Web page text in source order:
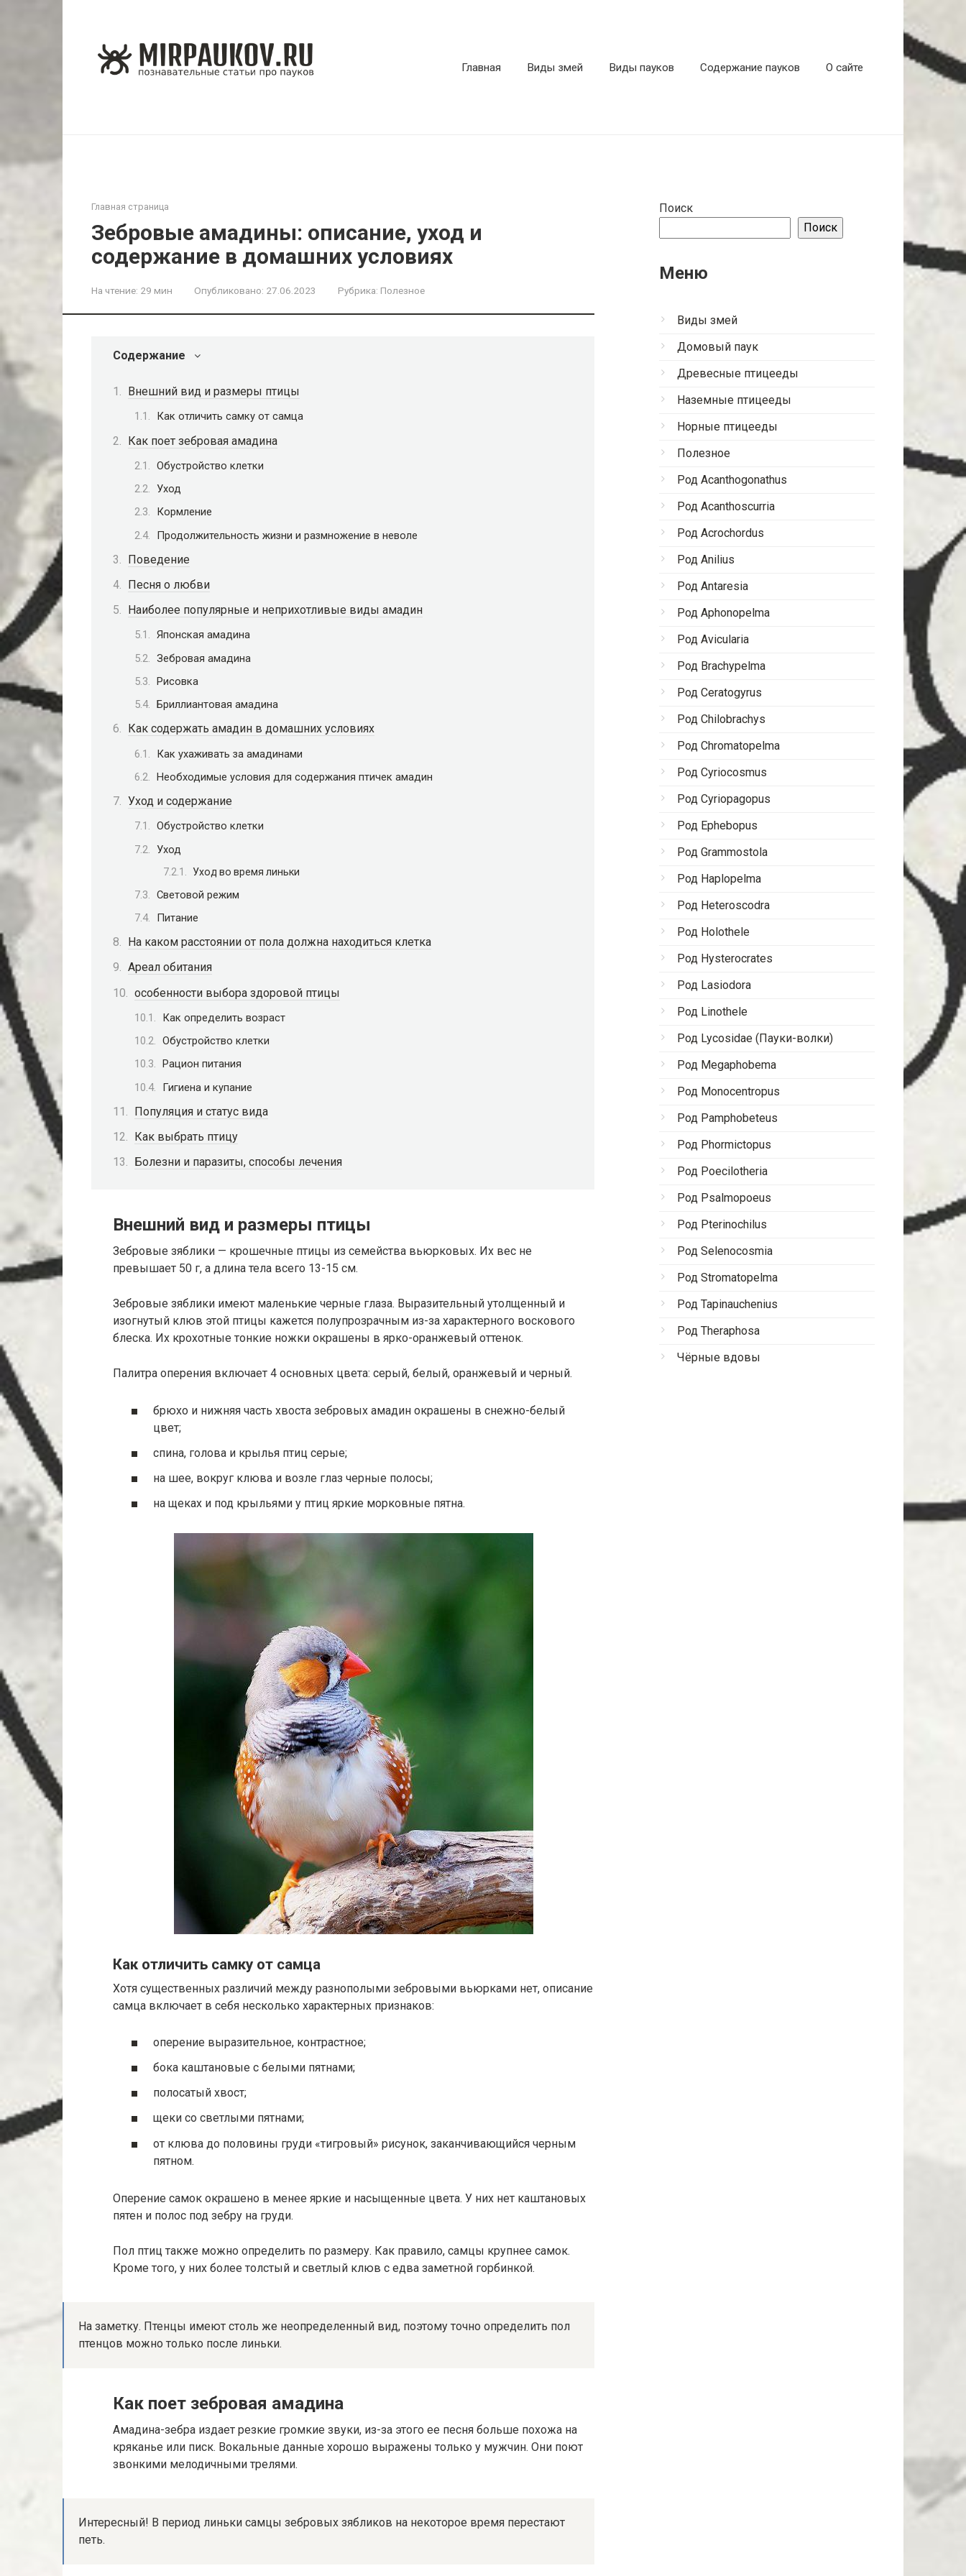
Главная Виды змей Виды пауков Содержание пауков О сайте
Главная страница
Зебровые амадины: описание, уход и
содержание в домашних условиях
На чтение: 29 мин Опубликовано: 27.06.2023 Рубрика: Полезное
Содержание
Внешний вид и размеры птицы
Как отличить самку от самца
Как поет зебровая амадина
Обустройство клетки
Уход
Кормление
Продолжительность жизни и размножение в неволе
Поведение
Песня о любви
Наиболее популярные и неприхотливые виды амадин
Японская амадина
Зебровая амадина
Рисовка
Бриллиантовая амадина
Как содержать амадин в домашних условиях
Как ухаживать за амадинами
Необходимые условия для содержания птичек амадин
Уход и содержание
Обустройство клетки
Уход
Уход во время линьки
Световой режим
Питание
На каком расстоянии от пола должна находиться клетка
Ареал обитания
особенности выбора здоровой птицы
Как определить возраст
Обустройство клетки
Рацион питания
Гигиена и купание
Популяция и статус вида
Как выбрать птицу
Болезни и паразиты, способы лечения
Внешний вид и размеры птицы
Зебровые зяблики — крошечные птицы из семейства вьюрковых. Их вес не
превышает 50 г, а длина тела всего 13-15 см.
Зебровые зяблики имеют маленькие черные глаза. Выразительный утолщенный и
изогнутый клюв этой птицы кажется полупрозрачным из-за характерного воскового
блеска. Их крохотные тонкие ножки окрашены в ярко-оранжевый оттенок.
Палитра оперения включает 4 основных цвета: серый, белый, оранжевый и черный.
брюхо и нижняя часть хвоста зебровых амадин окрашены в снежно-белый
цвет;
спина, голова и крылья птиц серые;
на шее, вокруг клюва и возле глаз черные полосы;
на щеках и под крыльями у птиц яркие морковные пятна.
Как отличить самку от самца
Хотя существенных различий между разнополыми зебровыми вьюрками нет, описание
самца включает в себя несколько характерных признаков:
оперение выразительное, контрастное;
бока каштановые с белыми пятнами;
полосатый хвост;
щеки со светлыми пятнами;
от клюва до половины груди «тигровый» рисунок, заканчивающийся черным
пятном.
Оперение самок окрашено в менее яркие и насыщенные цвета. У них нет каштановых
пятен и полос под зебру на груди.
Пол птиц также можно определить по размеру. Как правило, самцы крупнее самок.
Кроме того, у них более толстый и светлый клюв с едва заметной горбинкой.
На заметку. Птенцы имеют столь же неопределенный вид, поэтому точно определить пол
птенцов можно только после линьки.
Как поет зебровая амадина
Амадина-зебра издает резкие громкие звуки, из-за этого ее песня больше похожа на
кряканье или писк. Вокальные данные хорошо выражены только у мужчин. Они поют
звонкими мелодичными трелями.
Интересный! В период линьки самцы зебровых зябликов на некоторое время перестают
петь.
Поиск
Поиск
Меню
Виды змей
Домовый паук
Древесные птицееды
Наземные птицееды
Норные птицееды
Полезное
Род Acanthogonathus
Род Acanthoscurria
Род Acrochordus
Род Anilius
Род Antaresia
Род Aphonopelma
Род Avicularia
Род Brachypelma
Род Ceratogyrus
Род Chilobrachys
Род Chromatopelma
Род Cyriocosmus
Род Cyriopagopus
Род Ephebopus
Род Grammostola
Род Haplopelma
Род Heteroscodra
Род Holothele
Род Hysterocrates
Род Lasiodora
Род Linothele
Род Lycosidae (Пауки-волки)
Род Megaphobema
Род Monocentropus
Род Pamphobeteus
Род Phormictopus
Род Poecilotheria
Род Psalmopoeus
Род Pterinochilus
Род Selenocosmia
Род Stromatopelma
Род Tapinauchenius
Род Theraphosa
Чёрные вдовы